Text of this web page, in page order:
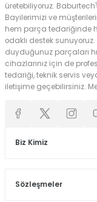
üretebiliyoruz.
Bayilerimizi ve
hem parça tedariğinde
odaklı destek
duyduğunuz parçaları
cihazlarınız için de
tedariği, teknik servis
iletişime geçebilirsiniz.
Biz Kimiz
Sözleşmeler